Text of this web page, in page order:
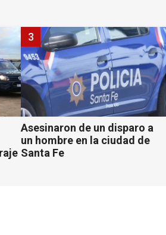
Asesinaron de un disparo a
un hombre en la ciudad de
Santa Fe
3